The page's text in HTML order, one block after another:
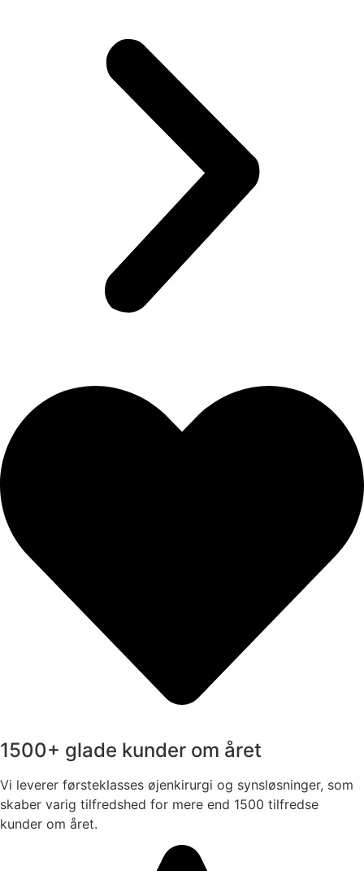
1500+ glade kunder om året
Vi leverer førsteklasses øjenkirurgi og synsløsninger, som
skaber varig tilfredshed for mere end 1500 tilfredse
kunder om året.